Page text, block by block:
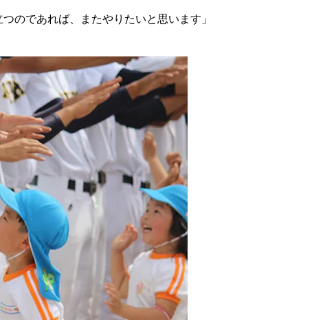
のであれば、またやりたいと思います」